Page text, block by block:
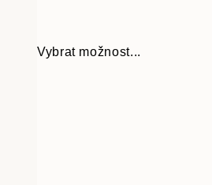
Vybrat možnost...